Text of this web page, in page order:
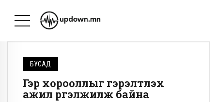
БУСАД
Гэр хорооллыг гэрэлтүүлэх
ажил үргэлжилж байна